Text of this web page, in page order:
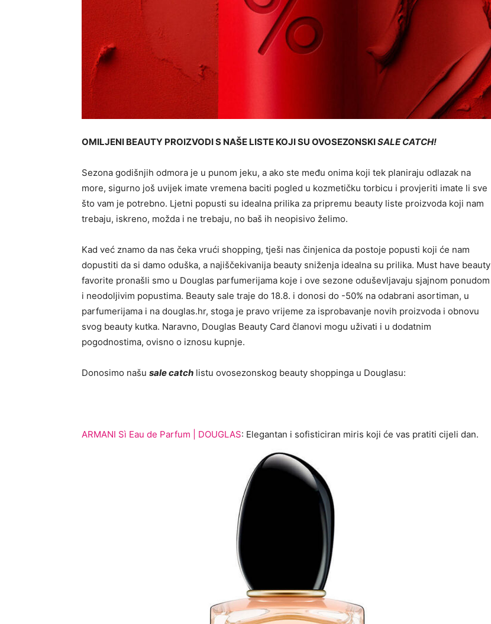
OMILJENI BEAUTY PROIZVODI S NAŠE LISTE KOJI SU OVOSEZONSKISALE CATCH!
Sezona godišnjih odmora je u punom jeku, a ako ste među onima koji tek planiraju odlazak na
more, sigurno još uvijek imate vremena baciti pogled u kozmetičku torbicu i provjeriti imate li sve
što vam je potrebno. Ljetni popusti su idealna prilika za pripremu beauty liste proizvoda koji nam
trebaju, iskreno, možda i ne trebaju, no baš ih neopisivo želimo.
Kad već znamo da nas čeka vrući shopping, tješi nas činjenica da postoje popusti koji će nam
dopustiti da si damo oduška, a najiščekivanija beauty sniženja idealna su prilika. Must have beauty
favorite pronašli smo u Douglas parfumerijama koje i ove sezone oduševljavaju sjajnom ponudom
i neodoljivim popustima. Beauty sale traje do 18.8. i donosi do -50% na odabrani asortiman, u
parfumerijama i na douglas.hr, stoga je pravo vrijeme za isprobavanje novih proizvoda i obnovu
svog beauty kutka. Naravno, Douglas Beauty Card članovi mogu uživati i u dodatnim
pogodnostima, ovisno o iznosu kupnje.
Donosimo našu sale catch listu ovosezonskog beauty shoppinga u Douglasu:
ARMANI Sì Eau de Parfum | DOUGLAS: Elegantan i sofisticiran miris koji će vas pratiti cijeli dan.